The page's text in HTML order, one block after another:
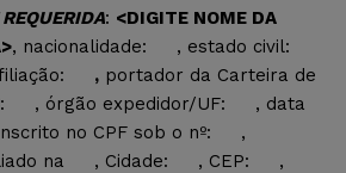
: <DIGITE NOME DA
, nacionalidade:
, estado civil:
, portador da Carteira de
, órgão expedidor/UF:
, data
no CPF sob o nº:
,
na
, Cidade: , CEP:
,